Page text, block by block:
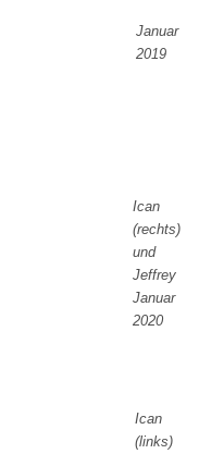
Januar
2019
Ican
(rechts)
und
Jeffrey
Januar
2020
Ican
(links)